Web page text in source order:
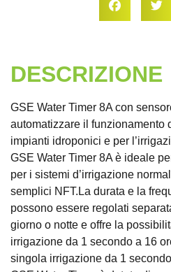
DESCRIZIONE
GSE Water Timer 8A con
automatizzare il funzionamento
impianti idroponici e per
GSE Water Timer 8A è ideale
per i sistemi d’irrigazione
semplici NFT.La durata e la
possono essere regolati
giorno o notte e offre la
irrigazione da 1 secondo a 16
singola irrigazione da 1